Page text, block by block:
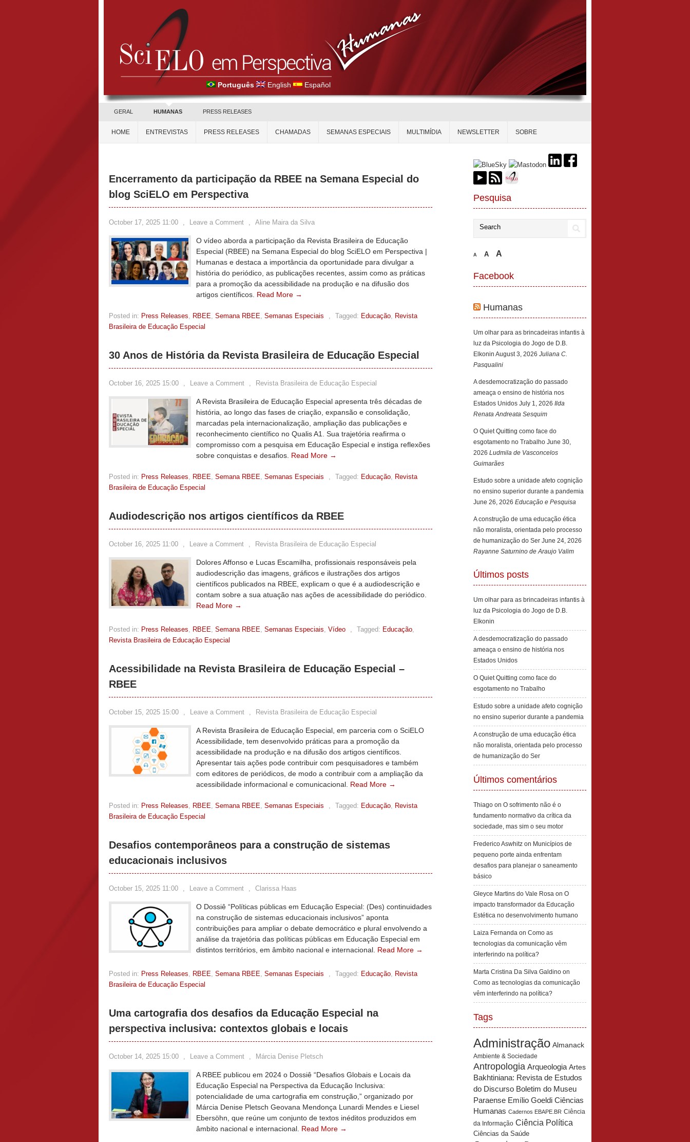
Português English Español
GERAL HUMANAS PRESS RELEASES
HOME ENTREVISTAS PRESS RELEASES CHAMADAS SEMANAS ESPECIAIS MULTIMÍDIA NEWSLETTER SOBRE
Encerramento da participação da RBEE na Semana Especial do
blog SciELO em Perspectiva
October 17, 2025 11:00 , Leave a Comment , Aline Maira da Silva
O vídeo aborda a participação da Revista Brasileira de Educação
Especial (RBEE) na Semana Especial do blog SciELO em Perspectiva |
Humanas e destaca a importância da oportunidade para divulgar a
história do periódico, as publicações recentes, assim como as práticas
para a promoção da acessibilidade na produção e na difusão dos
artigos científicos. Read More →
Posted in: Press Releases, RBEE, Semana RBEE, Semanas Especiais , Tagged: Educação, Revista
Brasileira de Educação Especial
30 Anos de História da Revista Brasileira de Educação Especial
October 16, 2025 15:00 , Leave a Comment , Revista Brasileira de Educação Especial
A Revista Brasileira de Educação Especial apresenta três décadas de
história, ao longo das fases de criação, expansão e consolidação,
marcadas pela internacionalização, ampliação das publicações e
reconhecimento científico no Qualis A1. Sua trajetória reafirma o
compromisso com a pesquisa em Educação Especial e instiga reflexões
sobre conquistas e desafios. Read More →
Posted in: Press Releases, RBEE, Semana RBEE, Semanas Especiais , Tagged: Educação, Revista
Brasileira de Educação Especial
Audiodescrição nos artigos científicos da RBEE
October 16, 2025 11:00 , Leave a Comment , Revista Brasileira de Educação Especial
Dolores Affonso e Lucas Escamilha, profissionais responsáveis pela
audiodescrição das imagens, gráficos e ilustrações dos artigos
científicos publicados na RBEE, explicam o que é a audiodescrição e
contam sobre a sua atuação nas ações de acessibilidade do periódico.
Read More →
Posted in: Press Releases, RBEE, Semana RBEE, Semanas Especiais, Vídeo , Tagged: Educação,
Revista Brasileira de Educação Especial
Acessibilidade na Revista Brasileira de Educação Especial –
RBEE
October 15, 2025 15:00 , Leave a Comment , Revista Brasileira de Educação Especial
A Revista Brasileira de Educação Especial, em parceria com o SciELO
Acessibilidade, tem desenvolvido práticas para a promoção da
acessibilidade na produção e na difusão dos artigos científicos.
Apresentar tais ações pode contribuir com pesquisadores e também
com editores de periódicos, de modo a contribuir com a ampliação da
acessibilidade informacional e comunicacional. Read More →
Posted in: Press Releases, RBEE, Semana RBEE, Semanas Especiais , Tagged: Educação, Revista
Brasileira de Educação Especial
Desafios contemporâneos para a construção de sistemas
educacionais inclusivos
October 15, 2025 11:00 , Leave a Comment , Clarissa Haas
O Dossiê “Políticas públicas em Educação Especial: (Des) continuidades
na construção de sistemas educacionais inclusivos” aponta
contribuições para ampliar o debate democrático e plural envolvendo a
análise da trajetória das políticas públicas em Educação Especial em
distintos territórios, em âmbito nacional e internacional. Read More →
Posted in: Press Releases, RBEE, Semana RBEE, Semanas Especiais , Tagged: Educação, Revista
Brasileira de Educação Especial
Uma cartografia dos desafios da Educação Especial na
perspectiva inclusiva: contextos globais e locais
October 14, 2025 15:00 , Leave a Comment , Márcia Denise Pletsch
A RBEE publicou em 2024 o Dossiê “Desafios Globais e Locais da
Educação Especial na Perspectiva da Educação Inclusiva:
potencialidade de uma cartografia em construção,” organizado por
Márcia Denise Pletsch Geovana Mendonça Lunardi Mendes e Liesel
Ebersöhn, que reúne um conjunto de textos inéditos produzidos em
âmbito nacional e internacional. Read More →
Pesquisa
A A A
Facebook
Humanas
Um olhar para as brincadeiras infantis à
luz da Psicologia do Jogo de D.B.
Elkonin August 3, 2026 Juliana C.
Pasqualini
A desdemocratização do passado
ameaça o ensino de história nos
Estados Unidos July 1, 2026 Ilda
Renata Andreata Sesquim
O Quiet Quitting como face do
esgotamento no Trabalho June 30,
2026 Ludmila de Vasconcelos
Guimarães
Estudo sobre a unidade afeto cognição
no ensino superior durante a pandemia
June 26, 2026 Educação e Pesquisa
A construção de uma educação ética
não moralista, orientada pelo processo
de humanização do Ser June 24, 2026
Rayanne Saturnino de Araujo Valim
Últimos posts
Um olhar para as brincadeiras infantis à
luz da Psicologia do Jogo de D.B.
Elkonin
A desdemocratização do passado
ameaça o ensino de história nos
Estados Unidos
O Quiet Quitting como face do
esgotamento no Trabalho
Estudo sobre a unidade afeto cognição
no ensino superior durante a pandemia
A construção de uma educação ética
não moralista, orientada pelo processo
de humanização do Ser
Últimos comentários
Thiago on O sofrimento não é o
fundamento normativo da crítica da
sociedade, mas sim o seu motor
Frederico Aswhitz on Municípios de
pequeno porte ainda enfrentam
desafios para planejar o saneamento
básico
Gleyce Martins do Vale Rosa on O
impacto transformador da Educação
Estética no desenvolvimento humano
Laiza Fernanda on Como as
tecnologias da comunicação vêm
interferindo na política?
Marta Cristina Da Silva Galdino on
Como as tecnologias da comunicação
vêm interferindo na política?
Tags
Administração Almanack
Ambiente & Sociedade
Antropologia Arqueologia Artes
Bakhtiniana: Revista de Estudos
do Discurso Boletim do Museu
Paraense Emílio Goeldi Ciências
Humanas Cadernos EBAPE.BR Ciência
da Informação Ciência Política
Ciências da Saúde